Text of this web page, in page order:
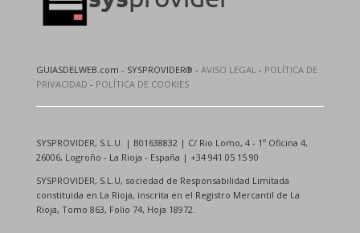
GUIASDELWEB.com - SYSPROVIDER® - AVISO LEGAL- POLÍTICA DE
PRIVACIDAD - POLÍTICA DE COOKIES
SYSPROVIDER, S.L.U. | B01638832 | C/ Rio Lomo, 4 - 1º Oficina 4,
26006, Logroño - La Rioja - España | +34 941 05 15 90
SYSPROVIDER, S.L.U, sociedad de Responsabilidad Limitada
constituida en La Rioja, inscrita en el Registro Mercantil de La
Rioja, Tomo 863, Folio 74, Hoja 18972.